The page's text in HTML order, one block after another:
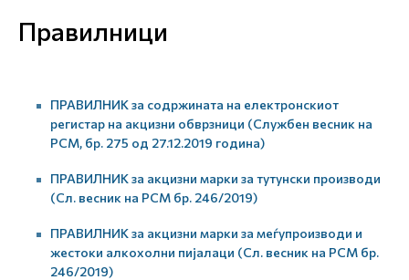
Физички лица
Е-Царина
Е-Весник
Правилници
ПРАВИЛНИК за содржината на електронскиот
регистар на акцизни обврзници (Службен весник на
РСМ, бр. 275 од 27.12.2019 година)
ПРАВИЛНИК за акцизни марки за тутунски производи
(Сл. весник на РСМ бр. 246/2019)
ПРАВИЛНИК за акцизни марки за меѓупроизводи и
жестоки алкохолни пијалаци (Сл. весник на РСМ бр.
246/2019)